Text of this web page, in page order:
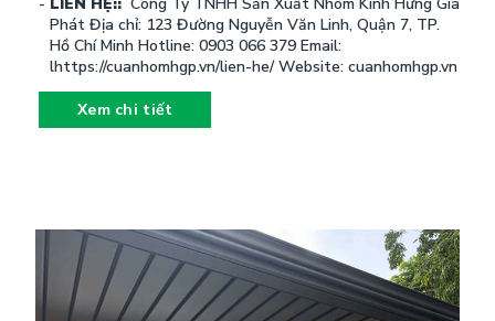
LIÊN HỆ:: Công Ty TNHH Sản Xuất Nhôm Kính Hưng Gia
Phát Địa chỉ: 123 Đường Nguyễn Văn Linh, Quận 7, TP.
Hồ Chí Minh Hotline: 0903 066 379 Email:
lhttps://cuanhomhgp.vn/lien-he/ Website: cuanhomhgp.vn
Xem chi tiết